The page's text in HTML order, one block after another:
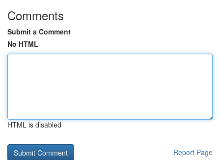
Comments
Submit a Comment
No HTML
HTML is disabled
Report Page